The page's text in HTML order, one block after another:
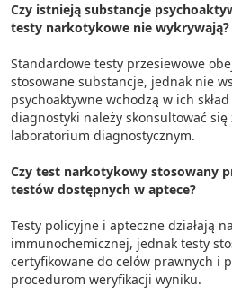
Czy istnieją substancje
testy narkotykowe nie wykrywają?
Standardowe testy przesiewowe
stosowane substancje, jednak nie
psychoaktywne wchodzą w ich
diagnostyki należy skonsultować
laboratorium diagnostycznym.
Czy test narkotykowy stosowany
testów dostępnych w aptece?
Testy policyjne i apteczne działają
immunochemicznej, jednak testy
certyfikowane do celów prawnych i
procedurom weryfikacji wyniku.